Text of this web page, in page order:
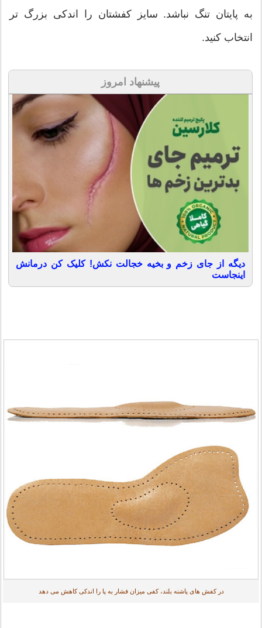
به پایتان تنگ نباشد. سایز کفشتان را اندکی بزرگ تر
انتخاب کنید.
پیشنهاد امروز
دیگه از جای زخم و بخیه خجالت نکش! کلیک کن درمانش
اینجاست
در کفش های پاشنه بلند، کفی میزان فشار به پا را اندکی کاهش می دهد